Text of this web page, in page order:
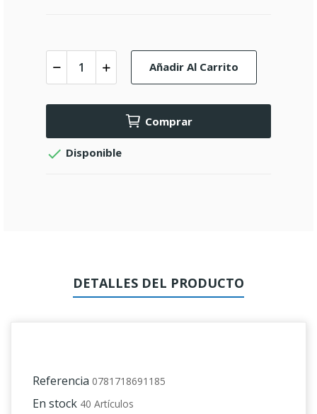
Añadir Al Carrito
Comprar
 Disponible
DETALLES DEL PRODUCTO
Referencia 0781718691185
En stock 40 Artículos